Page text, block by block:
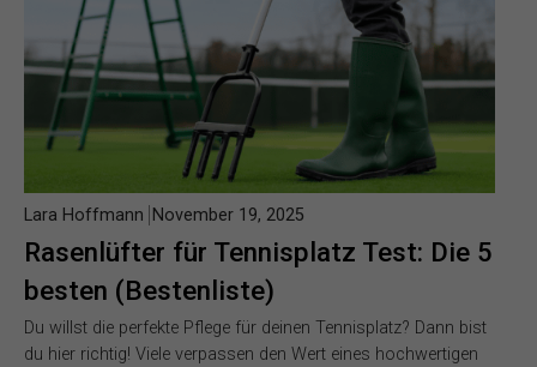
Rasenlüfter für Tennisplatz Test: Die 5
besten (Bestenliste)
Lara Hoffmann November 19, 2025
Du willst die perfekte Pflege für deinen Tennisplatz? Dann bist
du hier richtig! Viele verpassen den Wert eines hochwertigen